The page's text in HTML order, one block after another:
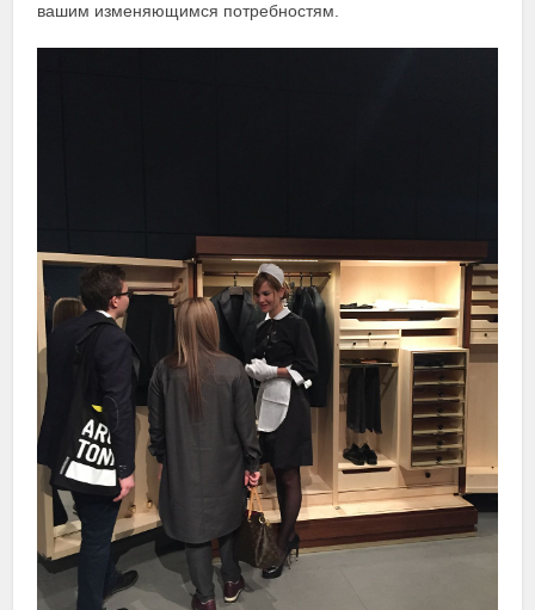
вашим изменяющимся потребностям.